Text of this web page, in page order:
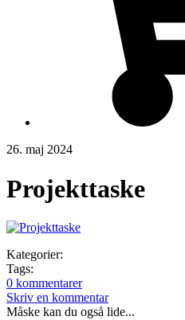
26. maj 2024
Projekttaske
Kategorier:
Tags:
0 kommentarer
Skriv en kommentar
Måske kan du også lide...